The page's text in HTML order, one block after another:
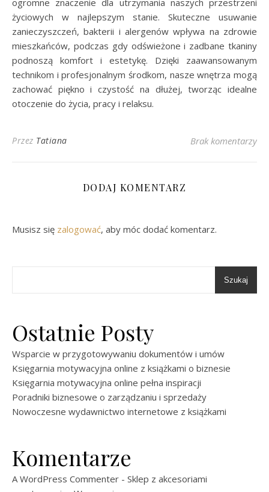
ogromne znaczenie dla utrzymania naszych przestrzeni
życiowych w najlepszym stanie. Skuteczne usuwanie
zanieczyszczeń, bakterii i alergenów wpływa na zdrowie
mieszkańców, podczas gdy odświeżone i zadbane tkaniny
podnoszą komfort i estetykę. Dzięki zaawansowanym
technikom i profesjonalnym środkom, nasze wnętrza mogą
zachować piękno i czystość na dłużej, tworząc idealne
otoczenie do życia, pracy i relaksu.
Przez Tatiana Brak komentarzy
DODAJ KOMENTARZ
Musisz się zalogować, aby móc dodać komentarz.
Szukaj
Ostatnie Posty
Wsparcie w przygotowywaniu dokumentów i umów
Księgarnia motywacyjna online z książkami o biznesie
Księgarnia motywacyjna online pełna inspiracji
Poradniki biznesowe o zarządzaniu i sprzedaży
Nowoczesne wydawnictwo internetowe z książkami
Komentarze
A WordPress Commenter - Sklep z akcesoriami